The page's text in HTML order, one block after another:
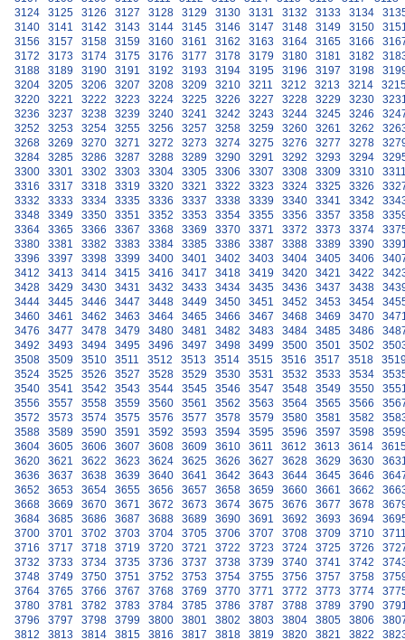
3124
3125 3126 3127 3128 3129 3130 3131 3132 3133 3134
3140
3141 3142 3143 3144 3145 3146 3147 3148 3149 3150
3156
3157 3158 3159 3160 3161 3162 3163 3164 3165 3166
3172
3173 3174 3175 3176 3177 3178 3179 3180 3181 3182
3188
3189 3190 3191 3192 3193 3194 3195 3196 3197 3198
3204
3205 3206 3207 3208 3209 3210 3211 3212 3213 3214
3220
3221 3222 3223 3224 3225 3226 3227 3228 3229 3230
3236
3237 3238 3239 3240 3241 3242 3243 3244 3245 3246
3252
3253 3254 3255 3256 3257 3258 3259 3260 3261 3262
3268
3269 3270 3271 3272 3273 3274 3275 3276 3277 3278
3284
3285 3286 3287 3288 3289 3290 3291 3292 3293 3294
3300
3301 3302 3303 3304 3305 3306 3307 3308 3309 3310
3316
3317 3318 3319 3320 3321 3322 3323 3324 3325 3326
3332
3333 3334 3335 3336 3337 3338 3339 3340 3341 3342
3348
3349 3350 3351 3352 3353 3354 3355 3356 3357 3358
3364
3365 3366 3367 3368 3369 3370 3371 3372 3373 3374
3380
3381 3382 3383 3384 3385 3386 3387 3388 3389 3390
3396
3397 3398 3399 3400 3401 3402 3403 3404 3405 3406
3412
3413 3414 3415 3416 3417 3418 3419 3420 3421 3422
3428
3429 3430 3431 3432 3433 3434 3435 3436 3437 3438
3444
3445 3446 3447 3448 3449 3450 3451 3452 3453 3454
3460
3461 3462 3463 3464 3465 3466 3467 3468 3469 3470
3476
3477 3478 3479 3480 3481 3482 3483 3484 3485 3486
3492
3493 3494 3495 3496 3497 3498 3499 3500 3501 3502
3508
3509 3510 3511 3512 3513 3514 3515 3516 3517 3518
3524
3525 3526 3527 3528 3529 3530 3531 3532 3533 3534
3540
3541 3542 3543 3544 3545 3546 3547 3548 3549 3550
3556
3557 3558 3559 3560 3561 3562 3563 3564 3565 3566
3572
3573 3574 3575 3576 3577 3578 3579 3580 3581 3582
3588
3589 3590 3591 3592 3593 3594 3595 3596 3597 3598
3604
3605 3606 3607 3608 3609 3610 3611 3612 3613 3614
3620
3621 3622 3623 3624 3625 3626 3627 3628 3629 3630
3636
3637 3638 3639 3640 3641 3642 3643 3644 3645 3646
3652
3653 3654 3655 3656 3657 3658 3659 3660 3661 3662
3668
3669 3670 3671 3672 3673 3674 3675 3676 3677 3678
3684
3685 3686 3687 3688 3689 3690 3691 3692 3693 3694
3700
3701 3702 3703 3704 3705 3706 3707 3708 3709 3710
3716
3717 3718 3719 3720 3721 3722 3723 3724 3725 3726
3732
3733 3734 3735 3736 3737 3738 3739 3740 3741 3742
3748
3749 3750 3751 3752 3753 3754 3755 3756 3757 3758
3764
3765 3766 3767 3768 3769 3770 3771 3772 3773 3774
3780
3781 3782 3783 3784 3785 3786 3787 3788 3789 3790
3796
3797 3798 3799 3800 3801 3802 3803 3804 3805 3806
3812
3813 3814 3815 3816 3817 3818 3819 3820 3821 3822